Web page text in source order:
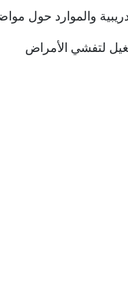
والموارد حول
لتفشي الأمراض